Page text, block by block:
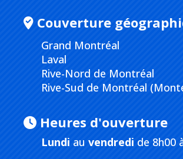
Couverture
Grand Montréal
Laval
Rive-Nord de Montréal
Rive-Sud de Montréal
Heures d'ouverture
Lundi au vendredi de 8h00